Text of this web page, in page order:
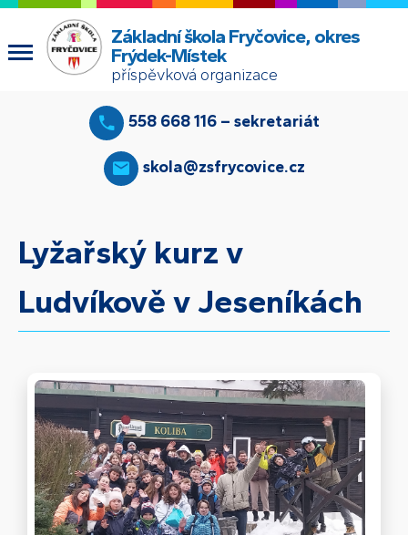
Základní škola Fryčovice, okres
Frýdek-Místek
příspěvková organizace
558 668 116 – sekretariát
skola@zsfrycovice.cz
Lyžařský kurz v
Ludvíkově v Jeseníkách